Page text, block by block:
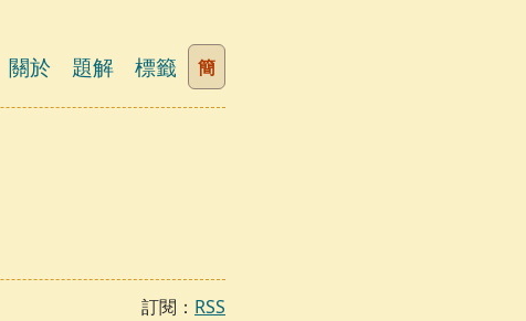
關於 題解 標籤 簡
訂閱： RSS